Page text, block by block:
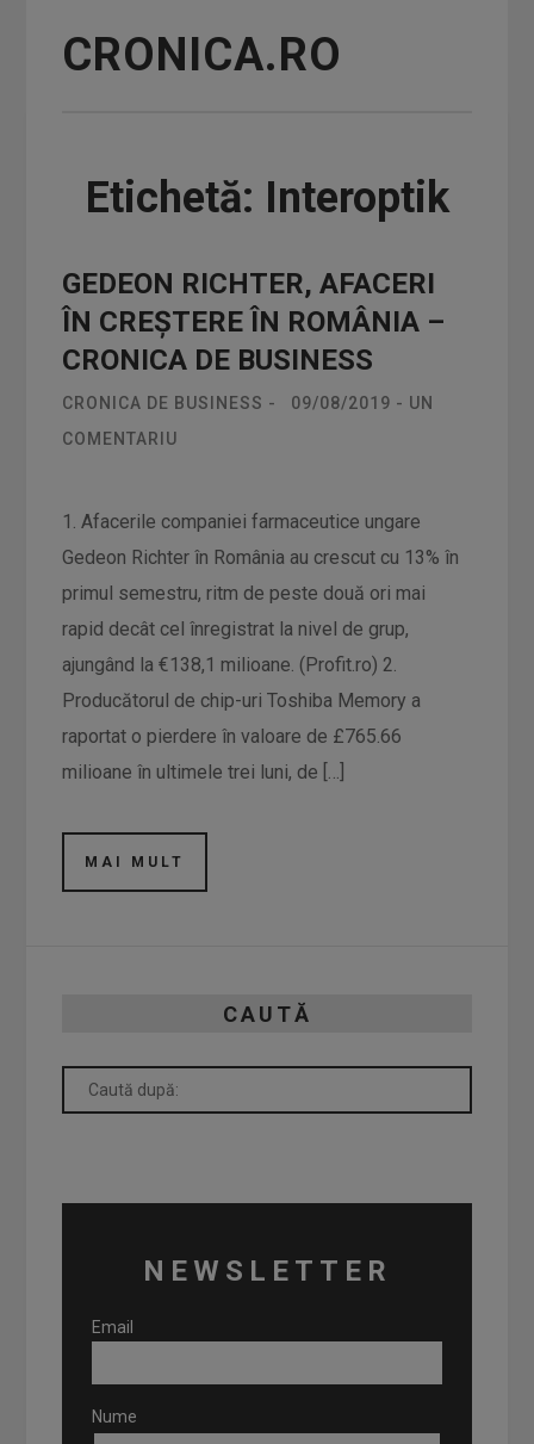
CRONICA.RO
Etichetă: Interoptik
GEDEON RICHTER, AFACERI
ÎN CREȘTERE ÎN ROMÂNIA –
CRONICA DE BUSINESS
CRONICA DE BUSINESS - 09/08/2019 - UN
COMENTARIU
1. Afacerile companiei farmaceutice ungare
Gedeon Richter în România au crescut cu 13% în
primul semestru, ritm de peste două ori mai
rapid decât cel înregistrat la nivel de grup,
ajungând la €138,1 milioane. (Profit.ro) 2.
Producătorul de chip-uri Toshiba Memory a
raportat o pierdere în valoare de £765.66
milioane în ultimele trei luni, de […]
MAI MULT
CAUTĂ
NEWSLETTER
Email
Nume